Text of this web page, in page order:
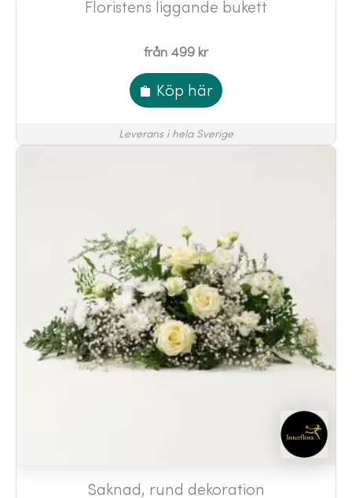
Floristens liggande bukett
från 499 kr
Köp här
Leverans i hela Sverige
Saknad, rund dekoration